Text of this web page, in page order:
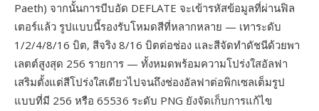
Paeth) จากนั้นการบีบอัด DEFLATE จะเข้ารหัสข้อมูลที่ผ่านฟิล
เตอร์แล้ว รูปแบบนี้รองรับโหมดสีที่หลากหลาย — เทาระดับ
1/2/4/8/16 บิต, สีจริง 8/16 บิตต่อช่อง และสีจัดทำดัชนีด้วยพา
เลตต์สูงสุด 256 รายการ — ทั้งหมดพร้อมความโปร่งใสอัลฟา
เสริมตั้งแต่สีโปร่งใสเดียวไปจนถึงช่องอัลฟาต่อพิกเซลเต็มรูป
แบบที่มี 256 หรือ 65536 ระดับ PNG ยังจัดเก็บการแก้ไข